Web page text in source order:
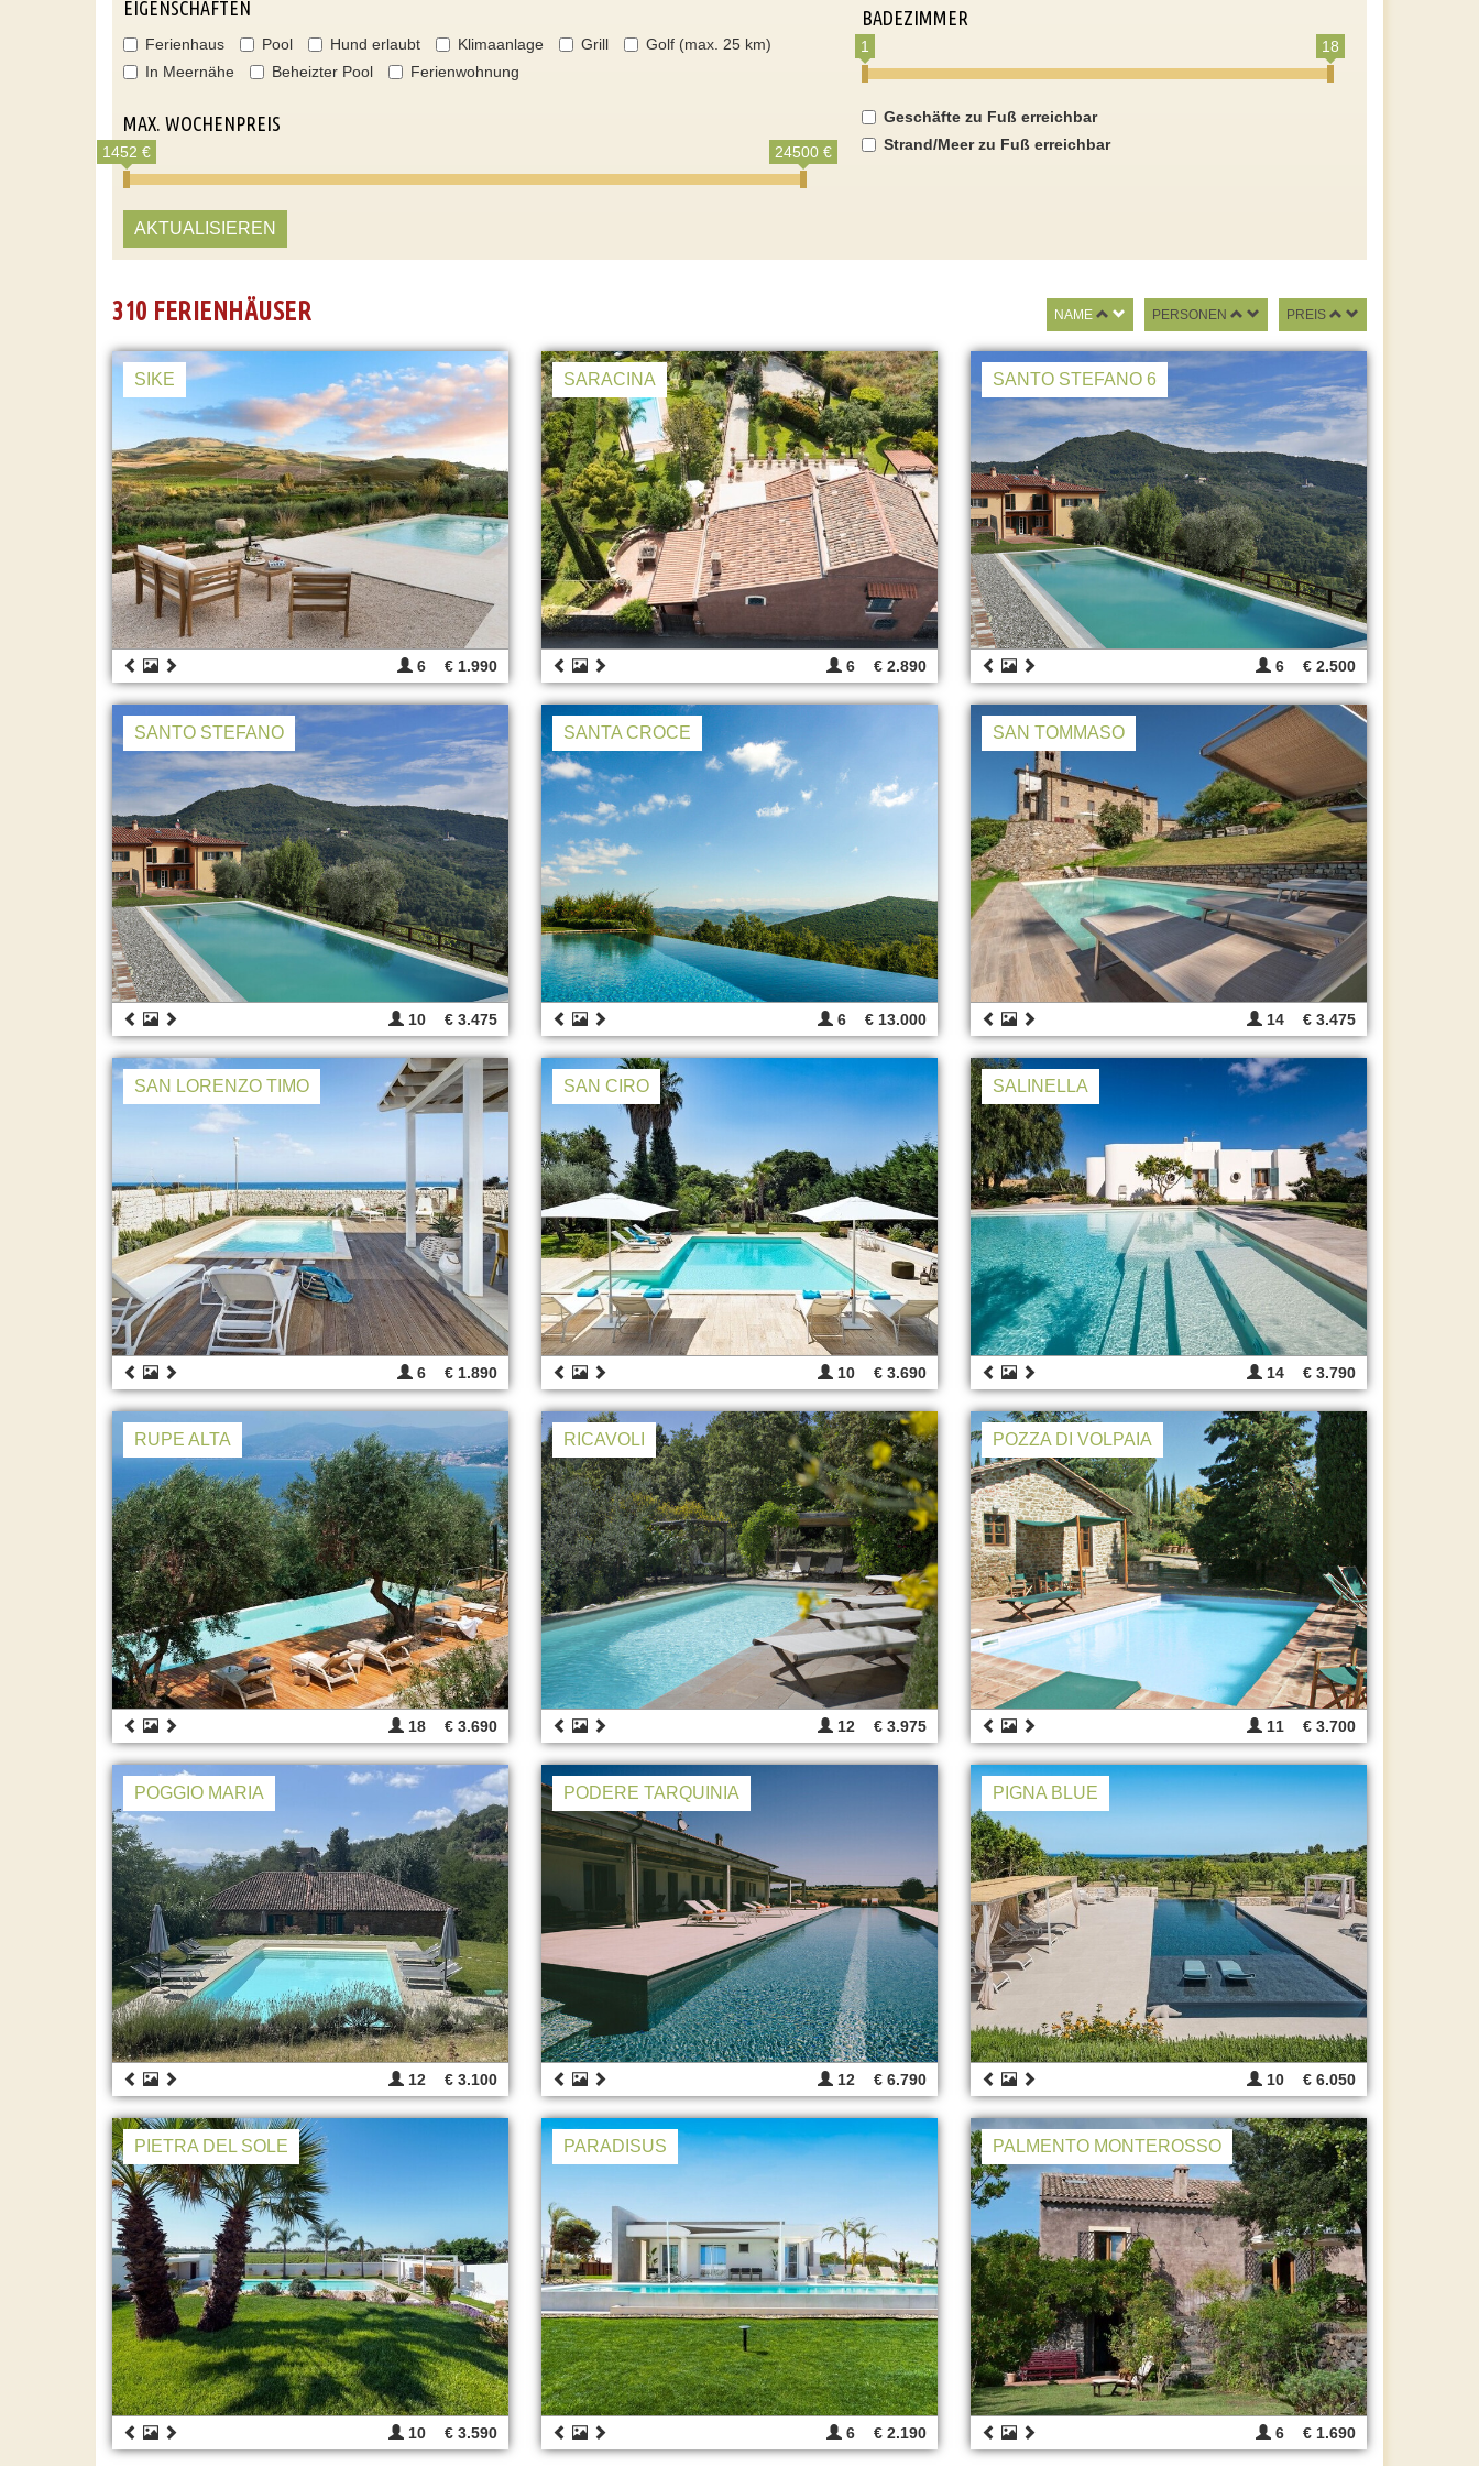
EIGENSCHAFTEN
Ferienhaus Pool Hund erlaubt Klimaanlage Grill
Golf (max. 25 km)
In Meernähe
Beheizter Pool Ferienwohnung
MAX. WOCHENPREIS
1452 € 24500 €
BADEZIMMER
1 18
Geschäfte zu Fuß erreichbar
Strand/Meer zu Fuß erreichbar
AKTUALISIEREN
310 FERIENHÄUSER NAME PERSONEN PREIS
SIKE
6 € 1.990
SARACINA
6 € 2.890
SANTO STEFANO 6
6 € 2.500
SANTO STEFANO
10 € 3.475
SANTA CROCE
6 € 13.000
SAN TOMMASO
14 € 3.475
SAN LORENZO TIMO
6 € 1.890
SAN CIRO
10 € 3.690
SALINELLA
14 € 3.790
RUPE ALTA
18 € 3.690
RICAVOLI
12 € 3.975
POZZA DI VOLPAIA
11 € 3.700
POGGIO MARIA
12 € 3.100
PODERE TARQUINIA
12 € 6.790
PIGNA BLUE
10 € 6.050
PIETRA DEL SOLE
10 € 3.590
PARADISUS
6 € 2.190
PALMENTO MONTEROSSO
6 € 1.690